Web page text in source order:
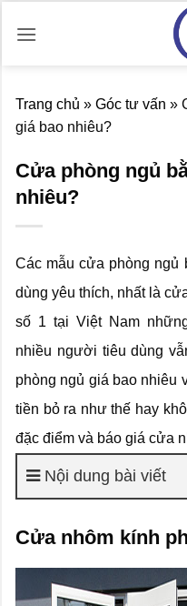
qua
Trang chủ » Góc tư vấn »
giá bao nhiêu?
Cửa phòng ngủ
nhiêu?
Các mẫu cửa phòng
dùng yêu thích, nhất là
số 1 tại Việt Nam
nhiều người tiêu dùng
phòng ngủ giá bao nhiêu
tiền bỏ ra như thế hay
đặc điểm và báo giá cửa
Nội dung bài viết
Cửa nhôm kính